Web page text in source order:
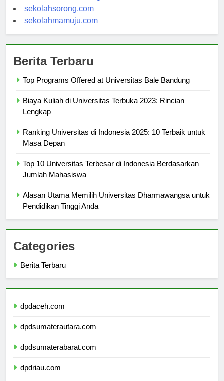
sekolahindonesia.org
sekolahsorong.com
Berita Terbaru
Biaya Kuliah di Universitas Terbuka 2023: Rincian
Ranking Universitas di Indonesia 2025: 10 Terbaik untuk
Top 10 Universitas Terbesar di Indonesia Berdasarkan
Alasan Utama Memilih Universitas Dharmawangsa untuk
Categories